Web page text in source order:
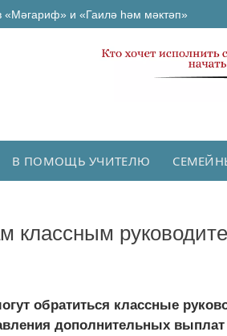
и «Гаилә һәм мәктәп»
В ПОМОЩЬ УЧИТЕЛЮ
классным
обратиться классные
дополнительных